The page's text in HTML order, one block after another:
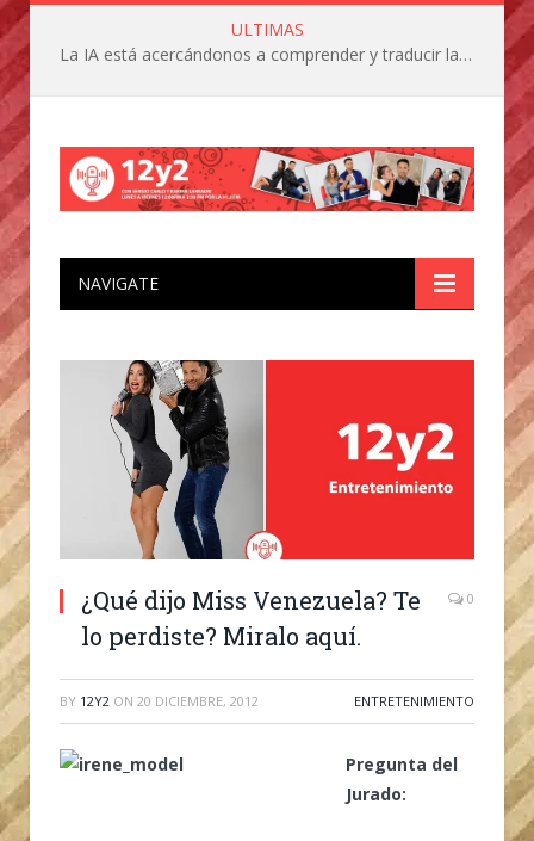
ULTIMAS
La IA está acercándonos a comprender y traducir las vocalizaciones y comportamientos de nuestras mascotas
NAVIGATE
¿Qué dijo Miss Venezuela? Te
lo perdiste? Miralo aquí.
0
BY 12Y2 ON 20 DICIEMBRE, 2012 ENTRETENIMIENTO
Pregunta del
Jurado: